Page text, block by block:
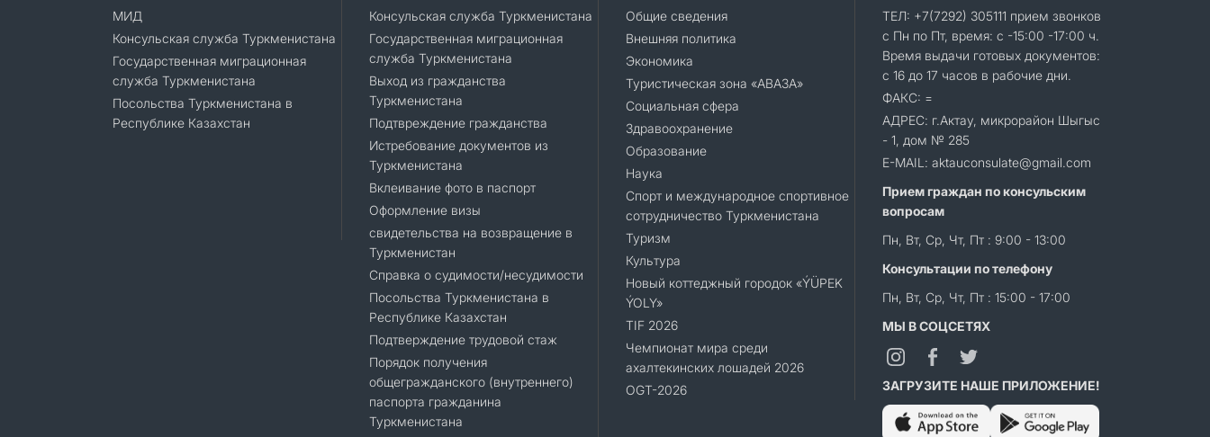
МИД
Консульская служба Туркменистана
Государственная миграционная
служба Туркменистана
Посольства Туркменистана в
Республике Казахстан
Консульская служба Туркменистана
Государственная миграционная
служба Туркменистана
Выход из гражданства
Туркменистана
Подтвреждение гражданства
Истребование документов из
Туркменистана
Вклеивание фото в паспорт
Оформление визы
свидетельства на возвращение в
Туркменистан
Справка о судимости/несудимости
Посольства Туркменистана в
Республике Казахстан
Подтверждение трудовой стаж
Порядок получения
общегражданского (внутреннего)
паспорта гражданина
Туркменистана
Общие сведения
Внешняя политика
Экономика
Туристическая зона «АВАЗА»
Социальная сфера
Здравоохранение
Образование
Наука
Спорт и международное спортивное
сотрудничество Туркменистана
Туризм
Культура
Новый коттеджный городок «ÝÜPEK
ÝOLY»
TIF 2026
Чемпионат мира среди
ахалтекинских лошадей 2026
OGT-2026
ТЕЛ: +7(7292) 305111 прием звонков
с Пн по Пт, время: с -15:00 -17:00 ч.
Время выдачи готовых документов:
с 16 до 17 часов в рабочие дни.
ФАКС: =
АДРЕС: г.Актау, микрорайон Шыгыс
- 1, дом № 285
E-MAIL: aktauconsulate@gmail.com
Прием граждан по консульским
вопросам
Пн, Вт, Ср, Чт, Пт : 9:00 - 13:00
Консультации по телефону
Пн, Вт, Ср, Чт, Пт : 15:00 - 17:00
МЫ В СОЦСЕТЯХ
ЗАГРУЗИТЕ НАШЕ ПРИЛОЖЕНИЕ!